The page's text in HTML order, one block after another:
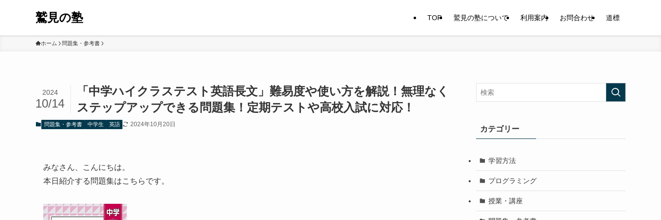
鷲見の塾 TOP 鷲見の塾について 利用案内 お問合わせ 道標
ホーム 問題集・参考書
「中学ハイクラステスト英語長文」難易度や使い方を解説！無理なく
ステップアップできる問題集！定期テストや高校入試に対応！
2024
10/14
問題集・参考書 中学生 英語 2024年10月20日
みなさん、こんにちは。
本日紹介する問題集はこちらです。
カテゴリー
学習方法
プログラミング
授業・講座